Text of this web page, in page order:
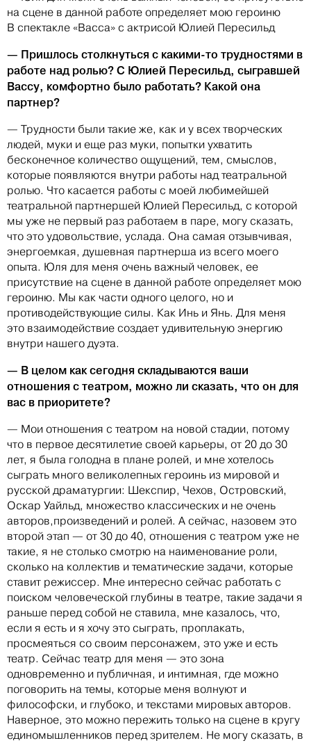
на сцене в данной работе определяет мою героиню
В спектакле «Васса» с актрисой Юлией Пересильд
— Пришлось столкнуться с какими-то трудностями в
работе над ролью? С Юлией Пересильд, сыгравшей
Вассу, комфортно было работать? Какой она
партнер?
— Трудности были такие же, как и у всех творческих
людей, муки и еще раз муки, попытки ухватить
бесконечное количество ощущений, тем, смыслов,
которые появляются внутри работы над театральной
ролью. Что касается работы с моей любимейшей
театральной партнершей Юлией Пересильд, с которой
мы уже не первый раз работаем в паре, могу сказать,
что это удовольствие, услада. Она самая отзывчивая,
энергоемкая, душевная партнерша из всего моего
опыта. Юля для меня очень важный человек, ее
присутствие на сцене в данной работе определяет мою
героиню. Мы как части одного целого, но и
противодействующие силы. Как Инь и Янь. Для меня
это взаимодействие создает удивительную энергию
внутри нашего дуэта.
— В целом как сегодня складываются ваши
отношения с театром, можно ли сказать, что он для
вас в приоритете?
— Мои отношения с театром на новой стадии, потому
что в первое десятилетие своей карьеры, от 20 до 30
лет, я была голодна в плане ролей, и мне хотелось
сыграть много великолепных героинь из мировой и
русской драматургии: Шекспир, Чехов, Островский,
Оскар Уайльд, множество классических и не очень
авторов,произведений и ролей. А сейчас, назовем это
второй этап — от 30 до 40, отношения с театром уже не
такие, я не столько смотрю на наименование роли,
сколько на коллектив и тематические задачи, которые
ставит режиссер. Мне интересно сейчас работать с
поиском человеческой глубины в театре, такие задачи я
раньше перед собой не ставила, мне казалось, что,
если я есть и я хочу это сыграть, проплакать,
просмеяться со своим персонажем, это уже и есть
театр. Сейчас театр для меня — это зона
одновременно и публичная, и интимная, где можно
поговорить на темы, которые меня волнуют и
философски, и глубоко, и текстами мировых авторов.
Наверное, это можно пережить только на сцене в кругу
единомышленников перед зрителем. Не могу сказать, в